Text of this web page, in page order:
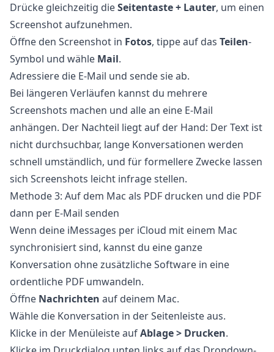
Drücke gleichzeitig dieSeitentaste + Lauter, um einen
Screenshot aufzunehmen.
Öffne den Screenshot in Fotos, tippe auf das Teilen-
Symbol und wähle Mail.
Adressiere die E-Mail und sende sie ab.
Bei längeren Verläufen kannst du mehrere
Screenshots machen und alle an eine E-Mail
anhängen. Der Nachteil liegt auf der Hand: Der Text ist
nicht durchsuchbar, lange Konversationen werden
schnell umständlich, und für formellere Zwecke lassen
sich Screenshots leicht infrage stellen.
Methode 3: Auf dem Mac als PDF drucken und die PDF
dann per E-Mail senden
Wenn deine iMessages per iCloud mit einem Mac
synchronisiert sind, kannst du eine ganze
Konversation ohne zusätzliche Software in eine
ordentliche PDF umwandeln.
Öffne Nachrichten auf deinem Mac.
Wähle die Konversation in der Seitenleiste aus.
Klicke in der Menüleiste aufAblage > Drucken.